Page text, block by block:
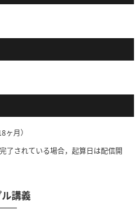
月）
されている場合，起算日は配信開
講義